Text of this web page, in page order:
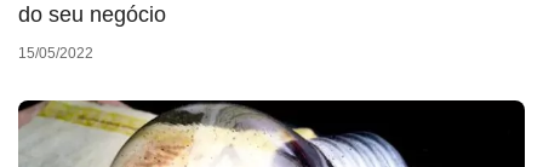
do seu negócio
15/05/2022